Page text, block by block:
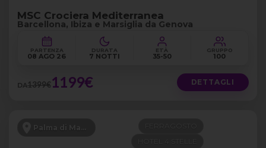
MSC Crociera Mediterranea
Barcellona, Ibiza e Marsiglia da Genova
PARTENZA
08 AGO 26
DURATA
7 NOTTI
ETÀ
35-50
GRUPPO
100
DA1399€1199€ DETTAGLI
Palma di Maiorca